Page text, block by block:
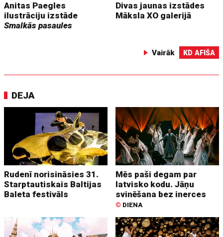
Anitas Paegles
ilustrāciju izstāde
Smalkās pasaules
Divas jaunas izstādes
Māksla XO galerijā
Vairāk KD AFIŠA
DEJA
Rudenī norisināsies 31.
Starptautiskais Baltijas
Baleta festivāls
Mēs paši degam par
latvisko kodu. Jāņu
svinēšana bez inerces
© DIENA